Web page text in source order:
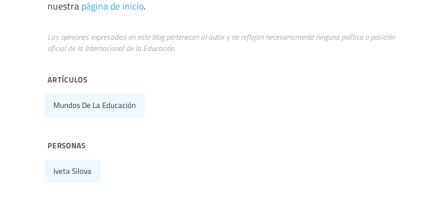
nuestra página de inicio.
Las opiniones expresadas en este blog pertenecen al autor y no reflejan necesariamente ninguna política o posición
oficial de la Internacional de la Educación.
artículos
Mundos De La Educación
personas
Iveta Silova